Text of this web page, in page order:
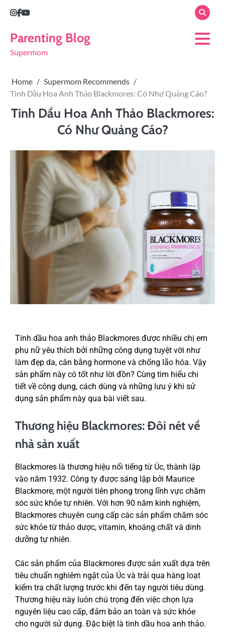
Parenting Blog
Supermom
Home
Supermom Recommends
Tinh Dầu Hoa Anh Thảo Blackmores: Có Như Quảng Cáo?
Tinh Dầu Hoa Anh Thảo Blackmores:
Có Như Quảng Cáo?
Tinh dầu hoa anh thảo Blackmores được nhiều chị em
phụ nữ yêu thích bởi những công dụng tuyệt vời như
làm đẹp da, cân bằng hormone và chống lão hóa. Vậy
sản phẩm này có tốt như lời đồn? Cùng tìm hiểu chi
tiết về công dụng, cách dùng và những lưu ý khi sử
dụng sản phẩm này qua bài viết sau.
Thương hiệu Blackmores: Đôi nét về
nhà sản xuất
Blackmores là thương hiệu nổi tiếng từ Úc, thành lập
vào năm 1932. Công ty được sáng lập bởi Maurice
Blackmore, một người tiên phong trong lĩnh vực chăm
sóc sức khỏe tự nhiên. Với hơn 90 năm kinh nghiệm,
Blackmores chuyên cung cấp các sản phẩm chăm sóc
sức khỏe từ thảo dược, vitamin, khoáng chất và dinh
dưỡng tự nhiên.
Các sản phẩm của Blackmores được sản xuất dựa trên
tiêu chuẩn nghiêm ngặt của Úc và trải qua hàng loạt
kiểm tra chất lượng trước khi đến tay người tiêu dùng.
Thương hiệu này luôn chú trọng đến việc chọn lựa
nguyên liệu cao cấp, đảm bảo an toàn và sức khỏe
cho người sử dụng. Đặc biệt là tinh dầu hoa anh thảo.